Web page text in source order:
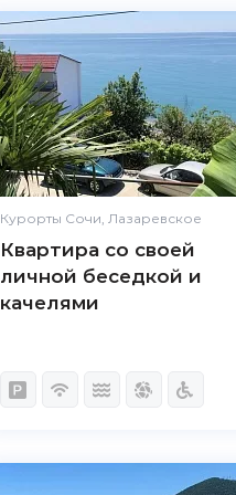
Курорты Сочи, Лазаревское
Квартира со своей
личной беседкой и
качелями